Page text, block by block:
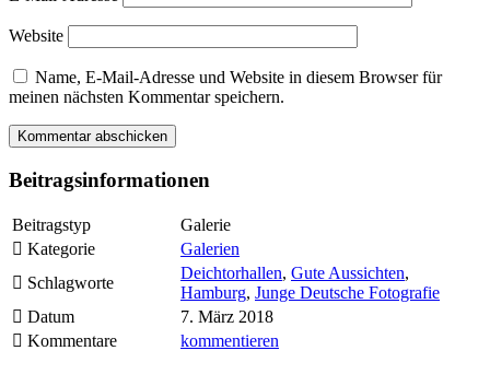
Website
Name, E-Mail-Adresse und Website in diesem Browser für
meinen nächsten Kommentar speichern.
Beitragsinformationen
Beitragstyp
Galerie
Kategorie
Galerien
Schlagworte
Deichtorhallen, Gute Aussichten,
Hamburg, Junge Deutsche Fotografie
Datum
7. März 2018
Kommentare
kommentieren